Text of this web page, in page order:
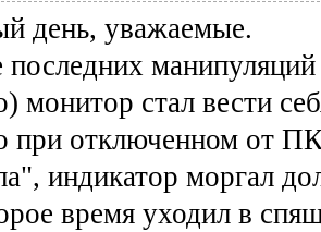
день, уважаемые.
монитор стал вести
при отключенном от
индикатор моргал
время уходил в